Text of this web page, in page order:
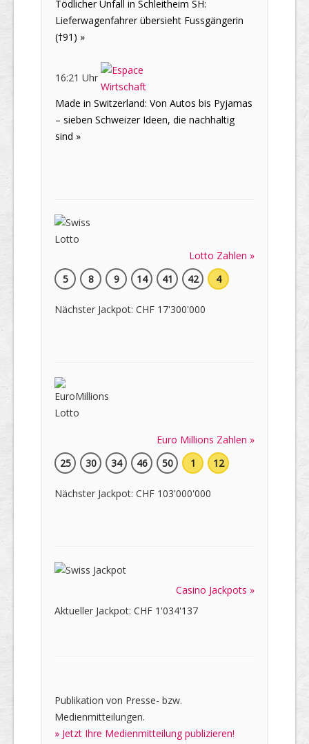
Tödlicher Unfall in Schleitheim SH:
Lieferwagenfahrer übersieht Fussgängerin
(†91) »
16:21 Uhr
Made in Switzerland: Von Autos bis Pyjamas
– sieben Schweizer Ideen, die nachhaltig
sind »
Lotto Zahlen »
5
8 9 14 41 42 4
Nächster Jackpot: CHF 17'300'000
Euro Millions Zahlen »
25
30 34 46 50 1 12
Nächster Jackpot: CHF 103'000'000
Casino Jackpots »
Aktueller Jackpot: CHF 1'034'137
Publikation von Presse- bzw.
Medienmitteilungen.
» Jetzt Ihre Medienmitteilung publizieren!